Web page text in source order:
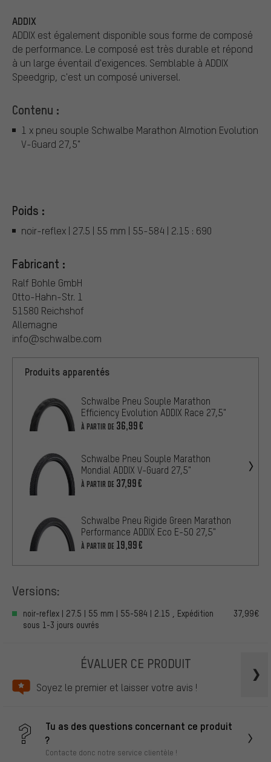
ADDIX
ADDIX est également disponible sous forme de composé
de performance. Le composé est très durable et répond
à un large éventail d'exigences. Semblable à ADDIX
Speedgrip, c'est un composé universel.
Contenu :
1 x pneu souple Schwalbe Marathon Almotion Evolution
V-Guard 27,5"
Poids :
noir-reflex | 27.5 | 55 mm | 55-584 | 2.15 : 690
Fabricant :
Ralf Bohle GmbH
Otto-Hahn-Str. 1
51580 Reichshof
Allemagne
info@schwalbe.com
Produits apparentés
Schwalbe Pneu Souple Marathon
Efficiency Evolution ADDIX Race 27,5"
À PARTIR DE 36,99€
Schwalbe Pneu Souple Marathon
Mondial ADDIX V-Guard 27,5"
À PARTIR DE 37,99€
Schwalbe Pneu Rigide Green Marathon
Performance ADDIX Eco E-50 27,5"
À PARTIR DE 19,99€
Versions:
noir-reflex | 27.5 | 55 mm | 55-584 | 2.15 , Expédition
sous 1-3 jours ouvrés
37,99€
ÉVALUER CE PRODUIT
Soyez le premier et laisser votre avis !
Tu as des questions concernant ce produit
?
Contacte donc notre service clientèle !